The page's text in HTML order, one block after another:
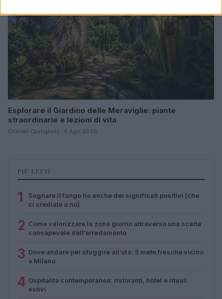
Esplorare il Giardino delle Meraviglie: piante
straordinarie e lezioni di vita
Cristian Castiglioni · 6 Ago 2026
PIÙ LETTI
1
Sognare il fango ha anche dei significati positivi (che
ci crediate o no)
2 Come valorizzare la zona giorno attraverso una scelta
consapevole dell’arredamento
3 Dove andare per sfuggire all’afa: 5 mete fresche vicino
a Milano
4 Ospitalità contemporanea: ristoranti, hotel e rituali
estivi